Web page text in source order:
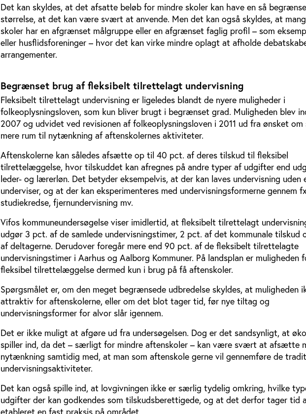
Det kan skyldes, at det afsatte beløb for mindre skoler kan have en så
størrelse, at det kan være svært at anvende. Men det kan også skyldes, at
skoler har en afgrænset målgruppe eller en afgrænset faglig profil – som
eller husflidsforeninger – hvor det kan virke mindre oplagt at afholde
arrangementer.
Begrænset brug af fleksibelt tilrettelagt undervisning
Fleksibelt tilrettelagt undervisning er ligeledes blandt de nyere muligheder i
folkeoplysningsloven, som kun bliver brugt i begrænset grad. Muligheden blev
2007 og udvidet ved revisionen af folkeoplysningsloven i 2011 ud fra ønsket om
mere rum til nytænkning af aftenskolernes aktiviteter.
Aftenskolerne kan således afsætte op til 40 pct. af deres tilskud til fleksibel
tilrettelæggelse, hvor tilskuddet kan afregnes på andre typer af udgifter end
leder- og lærerløn. Det betyder eksempelvis, at der kan laves undervisning uden
underviser, og at der kan eksperimenteres med undervisningsformerne gennem fx
studiekredse, fjernundervisning mv.
Vifos kommuneundersøgelse viser imidlertid, at fleksibelt tilrettelagt
udgør 3 pct. af de samlede undervisningstimer, 2 pct. af det kommunale tilskud
af deltagerne. Derudover foregår mere end 90 pct. af de fleksibelt tilrettelagte
undervisningstimer i Aarhus og Aalborg Kommuner. På landsplan er muligheden
fleksibel tilrettelæggelse dermed kun i brug på få aftenskoler.
Spørgsmålet er, om den meget begrænsede udbredelse skyldes, at muligheden
attraktiv for aftenskolerne, eller om det blot tager tid, før nye tiltag og
undervisningsformer for alvor slår igennem.
Det er ikke muligt at afgøre ud fra undersøgelsen. Dog er det sandsynligt, at
spiller ind, da det – særligt for mindre aftenskoler – kan være svært at afsætte
nytænkning samtidig med, at man som aftenskole gerne vil gennemføre de
undervisningsaktiviteter.
Det kan også spille ind, at lovgivningen ikke er særlig tydelig omkring, hvilke
udgifter der kan godkendes som tilskudsberettigede, og at det derfor tager tid
etableret en fast praksis på området.